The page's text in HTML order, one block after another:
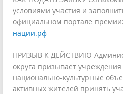
условиями участия и
официальном портале премии:
нации.рф
ПРИЗЫВ К ДЕЙСТВИЮ
округа призывает
национально-культурные
активных жителей принять